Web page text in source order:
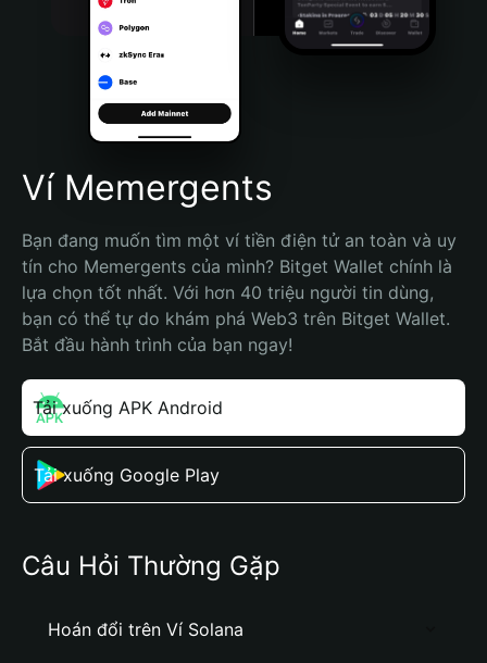
Português (Brasil)
Español (Argentina)
Ví Memergents
Bạn đang muốn tìm một ví tiền điện tử an toàn và uy
tín cho Memergents của mình? Bitget Wallet chính là
lựa chọn tốt nhất. Với hơn 40 triệu người tin dùng,
bạn có thể tự do khám phá Web3 trên Bitget Wallet.
Bắt đầu hành trình của bạn ngay!
Tải xuống APK Android
Tải xuống Google Play
Câu Hỏi Thường Gặp
Hoán đổi trên Ví Solana